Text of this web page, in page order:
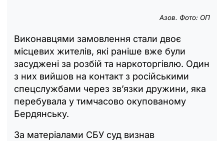
Азов. Фото: ОП
Виконавцями замовлення стали двоє
місцевих жителів, які раніше вже були
засуджені за розбій та наркоторгівлю. Один
з них вийшов на контакт з російськими
спецслужбами через зв’язки дружини, яка
перебувала у тимчасово окупованому
Бердянську.
За матеріалами СБУ суд визнав